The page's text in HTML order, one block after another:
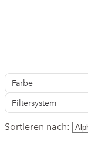
Farbe
Filtersystem
Sortieren nach: